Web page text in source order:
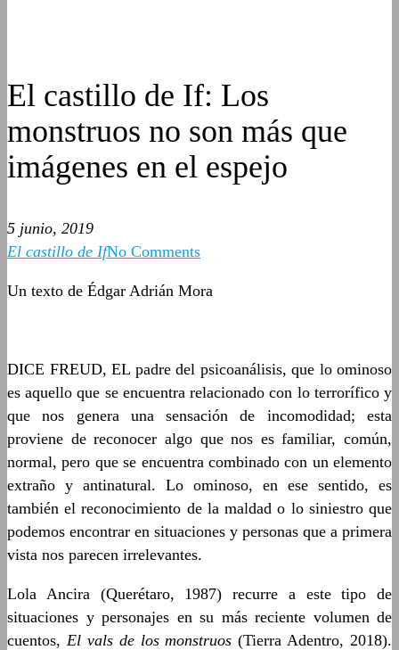
El castillo de If: Los
monstruos no son más que
imágenes en el espejo
5 junio, 2019
El castillo de IfNo Comments
Un texto de Édgar Adrián Mora
DICE FREUD, EL padre del psicoanálisis, que lo ominoso
es aquello que se encuentra relacionado con lo terrorífico y
que nos genera una sensación de incomodidad; esta
proviene de reconocer algo que nos es familiar, común,
normal, pero que se encuentra combinado con un elemento
extraño y antinatural. Lo ominoso, en ese sentido, es
también el reconocimiento de la maldad o lo siniestro que
podemos encontrar en situaciones y personas que a primera
vista nos parecen irrelevantes.
Lola Ancira (Querétaro, 1987) recurre a este tipo de
situaciones y personajes en su más reciente volumen de
cuentos, El vals de los monstruos(Tierra Adentro, 2018).